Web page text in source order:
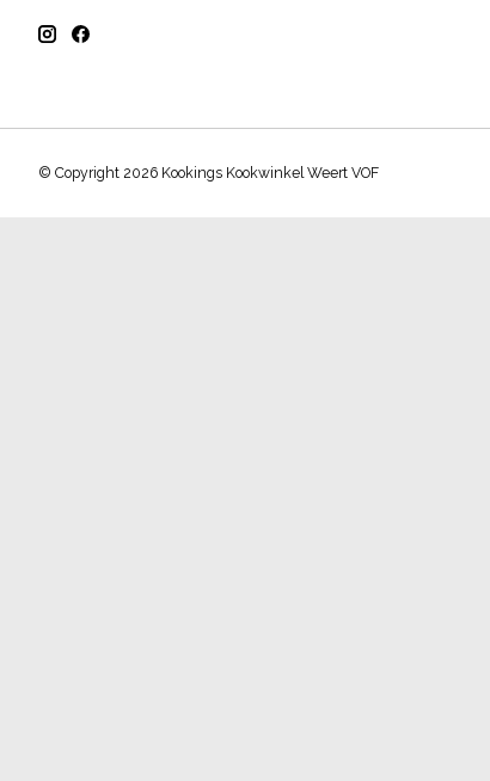
© Copyright 2026 Kookings Kookwinkel Weert VOF